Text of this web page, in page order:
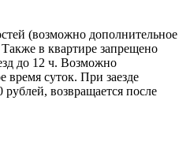
(возможно дополнительное
в квартире запрещено
до 12 ч. Возможно
время суток. При заезде
рублей, возвращается после